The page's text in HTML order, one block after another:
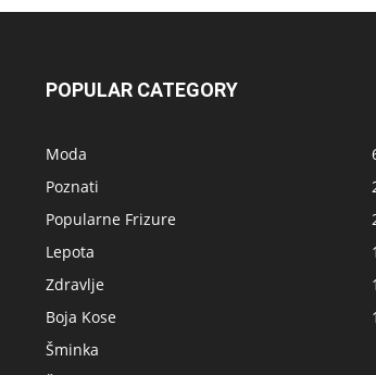
POPULAR CATEGORY
Moda
Poznati
Popularne Frizure
Lepota
Zdravlje
Boja Kose
Šminka